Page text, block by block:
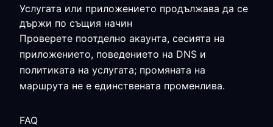
Услугата или приложението продължава да се
държи по същия начин
Проверете поотделно акаунта, сесията на
приложението, поведението на DNS и
политиката на услугата; промяната на
маршрута не е единствената променлива.
FAQ